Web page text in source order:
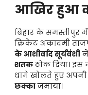
आखिर हुआ
बिहार के समस्तीपुर
क्रिकेट अकादमी
के आशीर्वाद सूर्यवंशी
शतकठोक दिया।
धागे खोलते हुए अपनी
छक्काजमाया।